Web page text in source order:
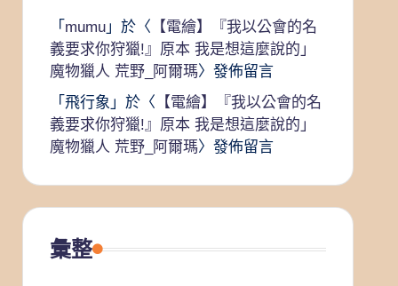
「 mumu」於〈 【電繪】『我以公會的名
義要求你狩獵!』原本 我是想這麼說的」
魔物獵人 荒野_阿爾瑪〉發佈留言
「 飛行象 」於〈 【電繪】『我以公會的名
義要求你狩獵!』原本 我是想這麼說的」
魔物獵人 荒野_阿爾瑪〉發佈留言
彙整